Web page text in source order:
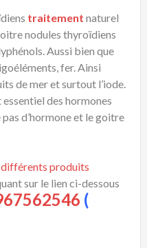
traitement naturel
nodules thyroïdiens
Aussi bien que
fer. Ainsi
de mer et surtout l’iode.
essentiel des hormones
d’hormone et le goitre
produits
sur le lien ci-dessous
(